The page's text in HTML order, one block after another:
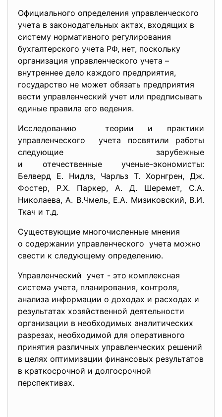
Официального определения управленческого
учета в законодательных актах, входящих в
систему нормативного регулирования
бухгалтерского учета РФ, нет, поскольку
организация управленческого учета –
внутреннее дело каждого предприятия,
государство не может обязать предприятия
вести управленческий учет или предписывать
единые правила его ведения.
Исследованию теории и практики
управленческого учета посвятили работы
следующие зарубежные
и отечественные ученые-экономисты:
Белверд Е. Нидлз, Чарльз Т. Хорнгрен, Дж.
Фостер, Р.Х. Паркер, А. Д. Шеремет, С.А.
Николаева, А. В.Чмель, Е.А. Мизиковский, В.И.
Ткач и т.д.
Существующие многочисленные мнения
о содержании управленческого учета можно
свести к следующему определению.
Управленческий учет - это комплексная
система учета, планирования, контроля,
анализа информации о доходах и расходах и
результатах хозяйственной деятельности
организации в необходимых аналитических
разрезах, необходимой для оперативного
принятия различных управленческих решений
в целях оптимизации финансовых результатов
в краткосрочной и долгосрочной
перспективах.